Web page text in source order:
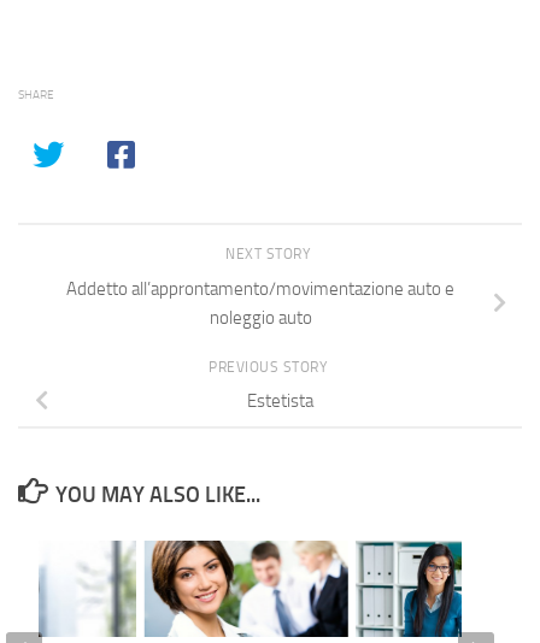
SHARE
NEXT STORY
Addetto all’approntamento/movimentazione auto e
noleggio auto
PREVIOUS STORY
Estetista
YOU MAY ALSO LIKE...